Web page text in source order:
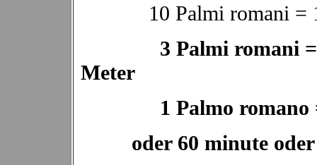
10 Palmi romani =
3 Palmi romani
Meter
1 Palmo
oder 60 minute